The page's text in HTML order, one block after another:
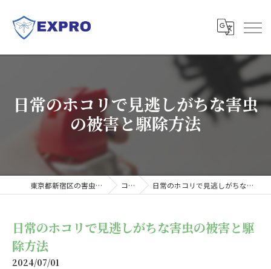
日常のホコリで見逃しがちな害虫
の被害と駆除方法
東京都新宿区の害虫駆除ならExpro コラム 日常のホコリで見逃しがちな害虫の被害と駆除方法
日常のホコリで見逃しがちな害虫の被害と駆
除方法
2024/07/01